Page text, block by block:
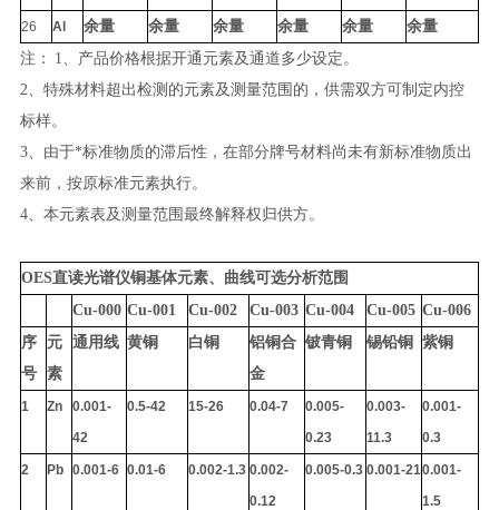
26 Al 余量 余量 余量 余量 余量
余量
注：
1、产品价格根据开通元素及通道多少设定。
2、特殊材料超出检测的元素及测量范围的，供需双方可制定内控
标样。
3、由于*标准物质的滞后性，在部分牌号材料尚未有新标准物质出
来前，按原标准元素执行。
4、本元素表及测量范围最终解释权归供方。
OES直读光谱仪铜基体元素、曲线可选分析范围
Cu-000 Cu-001 Cu-002 Cu-003 Cu-004 Cu-005 Cu-006
序
号
元
素
通用线 黄铜 白铜
铝铜合
金
铍青铜 锡铅铜 紫铜
1 Zn
0.001-
42
0.5-42 15-26 0.04-7
0.005-
0.23
0.003-
11.3
0.001-
0.3
2 Pb 0.001-6 0.01-6 0.002-1.3 0.002-
0.12
0.005-0.3 0.001-210.001-
1.5